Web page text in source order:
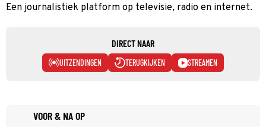
Een journalistiek platform op televisie, radio en internet.
DIRECT NAAR
UITZENDINGEN TERUGKIJKEN STREAMEN
VOOR & NA OP